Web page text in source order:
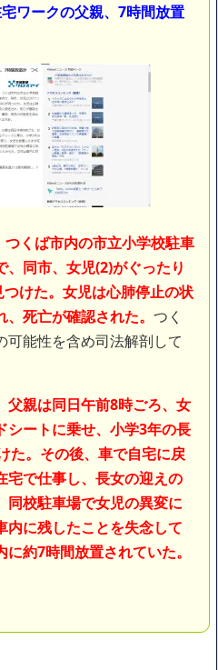
ワークの父親、7時間放置
つくば市内の市立小学校駐車
同市、女児(2)がぐったり
けた。女児は心肺停止の状
死亡が確認された。 つく
可能性を含め司法解剖して
父親は同日午前8時ごろ、女
シートに乗せ、小学3年の長
た。その後、車で自宅に戻
宅で仕事し、長女の迎えの
同校駐車場で女児の異変に
内に残したことを失念して
約7時間放置されていた。